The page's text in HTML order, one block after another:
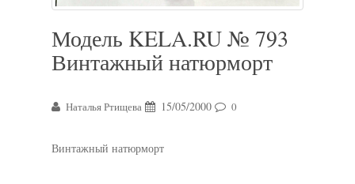
Модель KELA.RU № 793
Винтажный натюрморт
Наталья Ртищева 15/05/2000 0
Винтажный натюрморт